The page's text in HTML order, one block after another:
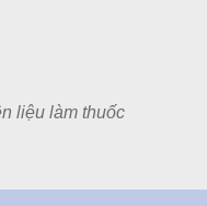
liệu làm thuốc